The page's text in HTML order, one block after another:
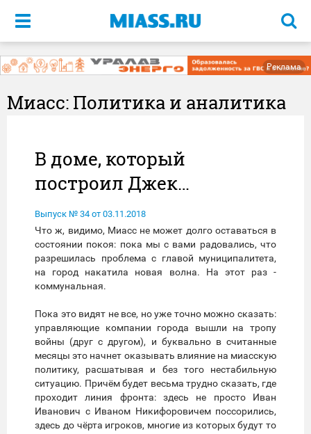
Меню
Реклама
Миасс: Политика и аналитика
В доме, который
построил Джек…
Выпуск № 34 от 03.11.2018
Что ж, видимо, Миасс не может долго оставаться в
состоянии покоя: пока мы с вами радовались, что
разрешилась проблема с главой муниципалитета,
на город накатила новая волна. На этот раз -
коммунальная.
Пока это видят не все, но уже точно можно сказать:
управляющие компании города вышли на тропу
войны (друг с другом), и буквально в считанные
месяцы это начнет оказывать влияние на миасскую
политику, расшатывая и без того нестабильную
ситуацию. Причём будет весьма трудно сказать, где
проходит линия фронта: здесь не просто Иван
Иванович с Иваном Никифоровичем поссорились,
здесь до чёрта игроков, многие из которых будут то